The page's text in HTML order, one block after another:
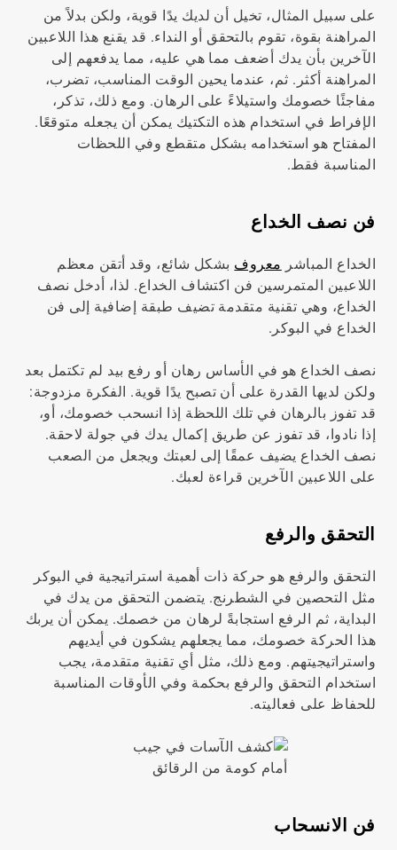
على سبيل المثال، تخيل أن لديك يدًا قوية، ولكن بدلاً من
المراهنة بقوة، تقوم بالتحقق أو النداء. قد يقنع هذا اللاعبين
الآخرين بأن يدك أضعف مما هي عليه، مما يدفعهم إلى
المراهنة أكثر. ثم، عندما يحين الوقت المناسب، تضرب،
مفاجئًا خصومك واستيلاءً على الرهان. ومع ذلك، تذكر،
الإفراط في استخدام هذه التكتيك يمكن أن يجعله متوقعًا.
المفتاح هو استخدامه بشكل متقطع وفي اللحظات
المناسبة فقط.
فن نصف الخداع
الخداع المباشر معروف بشكل شائع، وقد أتقن معظم
اللاعبين المتمرسين فن اكتشاف الخداع. لذا، أدخل نصف
الخداع، وهي تقنية متقدمة تضيف طبقة إضافية إلى فن
الخداع في البوكر.
نصف الخداع هو في الأساس رهان أو رفع بيد لم تكتمل بعد
ولكن لديها القدرة على أن تصبح يدًا قوية. الفكرة مزدوجة:
قد تفوز بالرهان في تلك اللحظة إذا انسحب خصومك، أو،
إذا نادوا، قد تفوز عن طريق إكمال يدك في جولة لاحقة.
نصف الخداع يضيف عمقًا إلى لعبتك ويجعل من الصعب
على اللاعبين الآخرين قراءة لعبك.
التحقق والرفع
التحقق والرفع هو حركة ذات أهمية استراتيجية في البوكر
مثل التحصين في الشطرنج. يتضمن التحقق من يدك في
البداية، ثم الرفع استجابةً لرهان من خصمك. يمكن أن يربك
هذا الحركة خصومك، مما يجعلهم يشكون في أيديهم
واستراتيجيتهم. ومع ذلك، مثل أي تقنية متقدمة، يجب
استخدام التحقق والرفع بحكمة وفي الأوقات المناسبة
للحفاظ على فعاليته.
فن الانسحاب